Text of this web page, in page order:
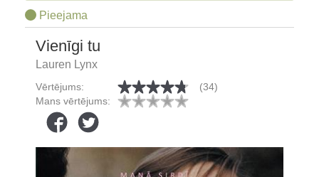
Pieejama
Vienīgi tu
Lauren Lynx
Vērtējums:
(34)
Mans vērtējums: